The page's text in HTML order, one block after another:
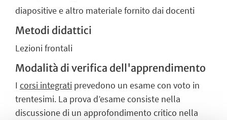
diapositive e altro materiale fornito dai docenti
Metodi didattici
Lezioni frontali
Modalità di verifica dell'apprendimento
I corsi integrati prevedono un esame con voto in
trentesimi. La prova d’esame consiste nella
discussione di un approfondimento critico nella